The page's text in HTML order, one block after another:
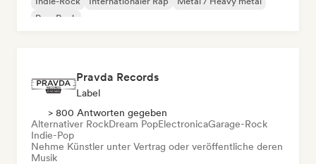
Pop-Rock
Pravda Records
Label
> 800 Antworten gegeben
Alternativer RockDream PopElectronicaGarage-Rock
Indie-Pop
Nehme Künstler unter Vertrag oder veröffentliche deren
Musik